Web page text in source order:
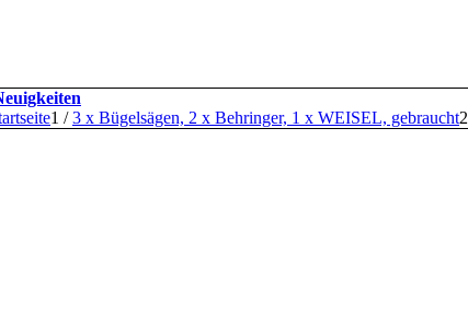
1 / 3 x Bügelsägen, 2 x Behringer, 1 x WEISEL, gebraucht2